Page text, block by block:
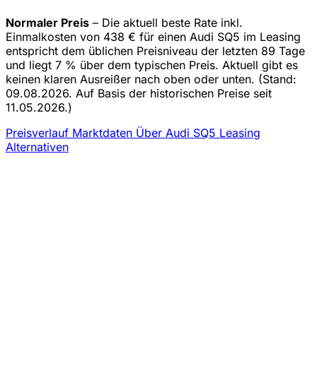
Normaler Preis – Die aktuell beste Rate inkl.
Einmalkosten von 438 € für einen Audi SQ5 im Leasing
entspricht dem üblichen Preisniveau der letzten 89 Tage
und liegt 7 % über dem typischen Preis. Aktuell gibt es
keinen klaren Ausreißer nach oben oder unten. (Stand:
09.08.2026. Auf Basis der historischen Preise seit
11.05.2026.)
Preisverlauf Marktdaten Über Audi SQ5 Leasing
Alternativen